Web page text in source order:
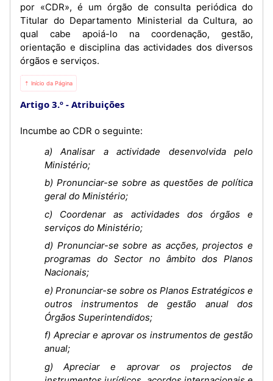
por «CDR», é um órgão de consulta periódica do
Titular do Departamento Ministerial da Cultura, ao
qual cabe apoiá-lo na coordenação, gestão,
orientação e disciplina das actividades dos diversos
órgãos e serviços.
⇡ Início da Página
Artigo 3.º Atribuições
Incumbe ao CDR o seguinte:
a) Analisar a actividade desenvolvida pelo
Ministério;
b) Pronunciar-se sobre as questões de política
geral do Ministério;
c) Coordenar as actividades dos órgãos e
serviços do Ministério;
d) Pronunciar-se sobre as acções, projectos e
programas do Sector no âmbito dos Planos
Nacionais;
e) Pronunciar-se sobre os Planos Estratégicos e
outros instrumentos de gestão anual dos
Órgãos Superintendidos;
f) Apreciar e aprovar os instrumentos de gestão
anual;
g) Apreciar e aprovar os projectos de